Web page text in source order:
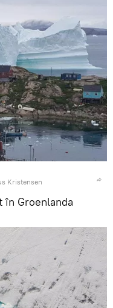
Kristensen
în Groenlanda